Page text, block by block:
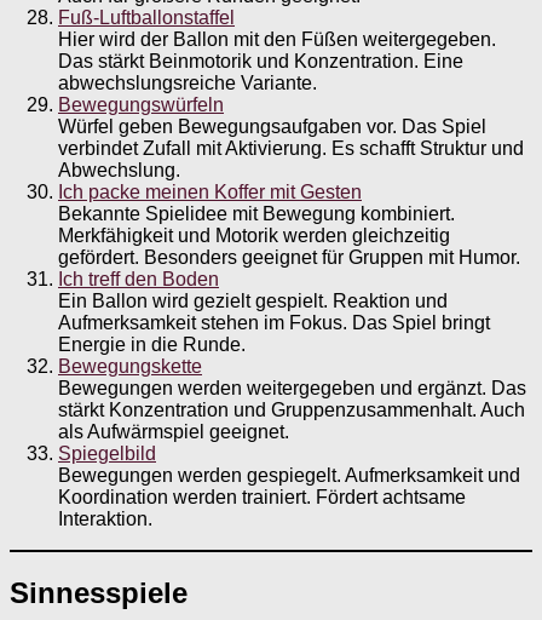
Fuß-Luftballonstaffel
Hier wird der Ballon mit den Füßen weitergegeben.
Das stärkt Beinmotorik und Konzentration. Eine
abwechslungsreiche Variante.
Bewegungswürfeln
Würfel geben Bewegungsaufgaben vor. Das Spiel
verbindet Zufall mit Aktivierung. Es schafft Struktur und
Abwechslung.
Ich packe meinen Koffer mit Gesten
Bekannte Spielidee mit Bewegung kombiniert.
Merkfähigkeit und Motorik werden gleichzeitig
gefördert. Besonders geeignet für Gruppen mit Humor.
Ich treff den Boden
Ein Ballon wird gezielt gespielt. Reaktion und
Aufmerksamkeit stehen im Fokus. Das Spiel bringt
Energie in die Runde.
Bewegungskette
Bewegungen werden weitergegeben und ergänzt. Das
stärkt Konzentration und Gruppenzusammenhalt. Auch
als Aufwärmspiel geeignet.
Spiegelbild
Bewegungen werden gespiegelt. Aufmerksamkeit und
Koordination werden trainiert. Fördert achtsame
Interaktion.
Sinnesspiele